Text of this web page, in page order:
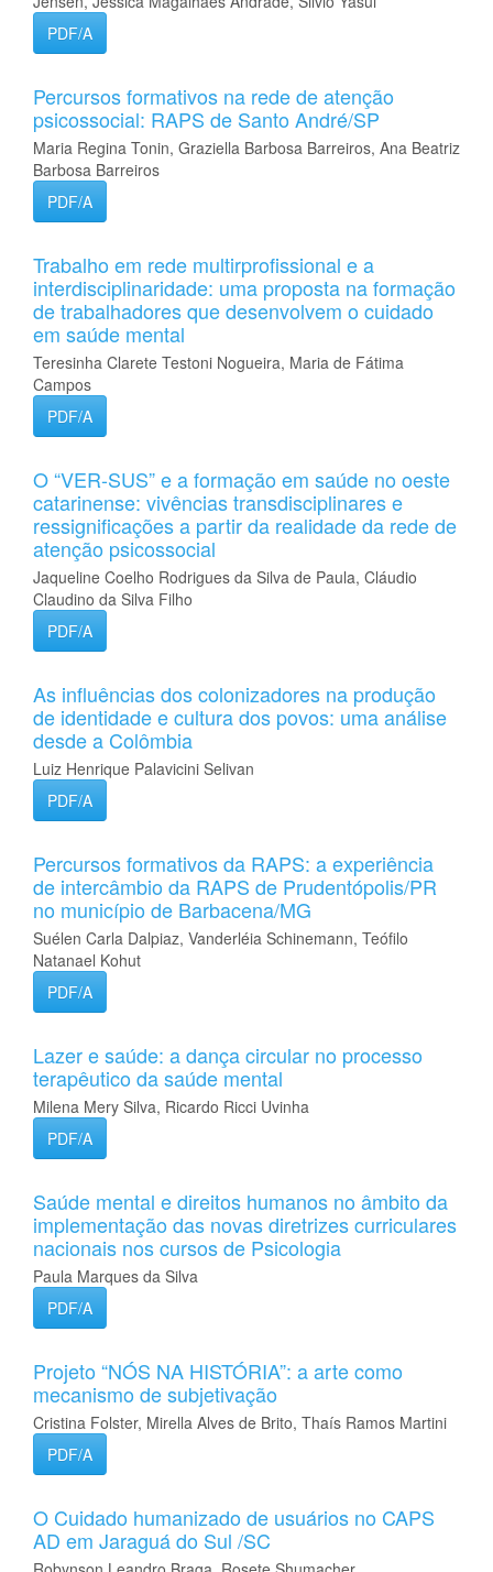
PDF/A
Percursos formativos na rede de atenção
psicossocial: RAPS de Santo André/SP
Maria Regina Tonin, Graziella Barbosa Barreiros, Ana Beatriz
Barbosa Barreiros
PDF/A
Trabalho em rede multirprofissional e a
interdisciplinaridade: uma proposta na formação
de trabalhadores que desenvolvem o cuidado
em saúde mental
Teresinha Clarete Testoni Nogueira, Maria de Fátima
Campos
PDF/A
O “VER-SUS” e a formação em saúde no oeste
catarinense: vivências transdisciplinares e
ressignificações a partir da realidade da rede de
atenção psicossocial
Jaqueline Coelho Rodrigues da Silva de Paula, Cláudio
Claudino da Silva Filho
PDF/A
As influências dos colonizadores na produção
de identidade e cultura dos povos: uma análise
desde a Colômbia
Luiz Henrique Palavicini Selivan
PDF/A
Percursos formativos da RAPS: a experiência
de intercâmbio da RAPS de Prudentópolis/PR
no município de Barbacena/MG
Suélen Carla Dalpiaz, Vanderléia Schinemann, Teófilo
Natanael Kohut
PDF/A
Lazer e saúde: a dança circular no processo
terapêutico da saúde mental
Milena Mery Silva, Ricardo Ricci Uvinha
PDF/A
Saúde mental e direitos humanos no âmbito da
implementação das novas diretrizes curriculares
nacionais nos cursos de Psicologia
Paula Marques da Silva
PDF/A
Projeto “NÓS NA HISTÓRIA”: a arte como
mecanismo de subjetivação
Cristina Folster, Mirella Alves de Brito, Thaís Ramos Martini
PDF/A
O Cuidado humanizado de usuários no CAPS
AD em Jaraguá do Sul /SC